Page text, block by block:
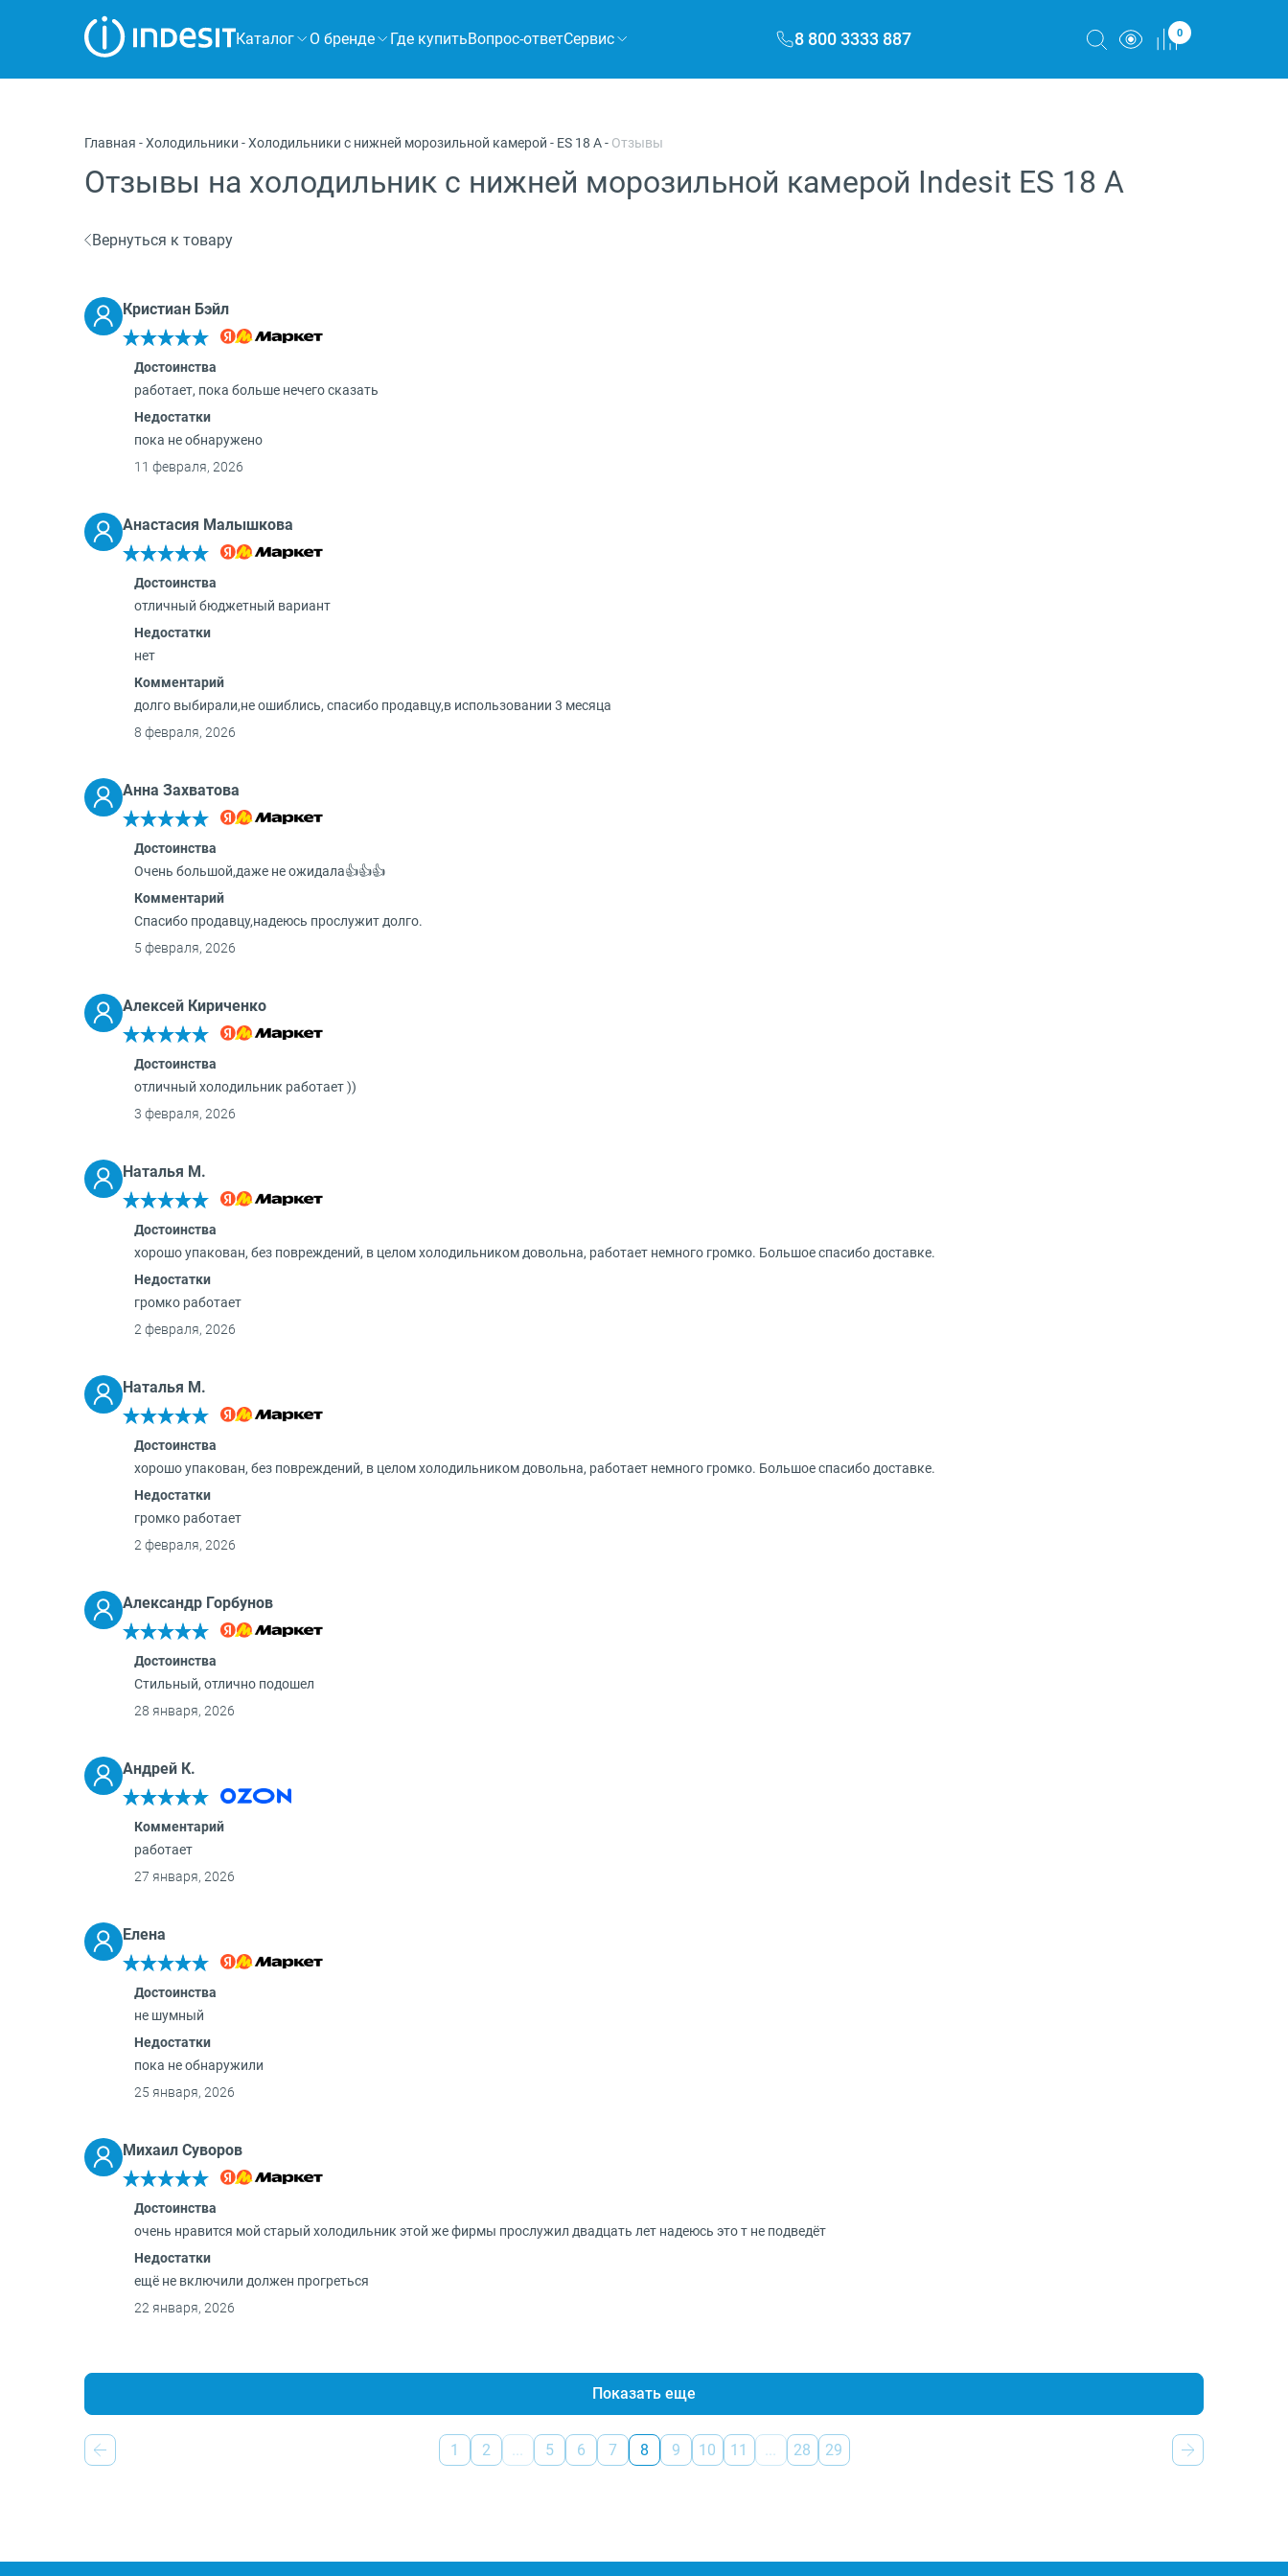
Каталог О бренде Где купитьВопрос-ответСервис 8 800 3333 887 0
Холодильники
Вытяжки
Варочные панели
Микроволновые печи
Вопрос-ответ
8 800 3333 887
Главная -Холодильники -Холодильники с нижней морозильной камерой - ES 18 A- Отзывы
Отзывы на холодильник с нижней морозильной камерой Indesit ES 18 A
Вернуться к товару
Кристиан Бэйл
Достоинства
работает, пока больше нечего сказать
Недостатки
пока не обнаружено
11 февраля, 2026
Анастасия Малышкова
Достоинства
отличный бюджетный вариант
Недостатки
нет
Комментарий
долго выбирали,не ошиблись, спасибо продавцу,в использовании 3 месяца
8 февраля, 2026
Анна Захватова
Достоинства
Очень большой,даже не ожидала👍👍👍
Комментарий
Спасибо продавцу,надеюсь прослужит долго.
5 февраля, 2026
Алексей Кириченко
Достоинства
отличный холодильник работает ))
3 февраля, 2026
Наталья М.
Достоинства
хорошо упакован, без повреждений, в целом холодильником довольна, работает немного громко. Большое спасибо доставке.
Недостатки
громко работает
2 февраля, 2026
Наталья М.
Достоинства
хорошо упакован, без повреждений, в целом холодильником довольна, работает немного громко. Большое спасибо доставке.
Недостатки
громко работает
2 февраля, 2026
Александр Горбунов
Достоинства
Стильный, отлично подошел
28 января, 2026
Андрей К.
Комментарий
работает
27 января, 2026
Елена
Достоинства
не шумный
Недостатки
пока не обнаружили
25 января, 2026
Михаил Суворов
Достоинства
очень нравится мой старый холодильник этой же фирмы прослужил двадцать лет надеюсь это т не подведёт
Недостатки
ещё не включили должен прогреться
22 января, 2026
Показать еще
1 2 5 6 7 8 9 10 11 28 29